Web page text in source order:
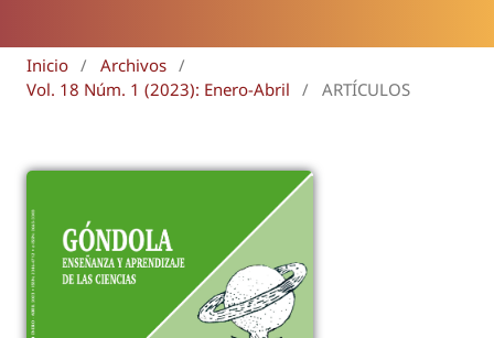
Inicio / Archivos /
Vol. 18 Núm. 1 (2023): Enero-Abril
/ ARTÍCULOS